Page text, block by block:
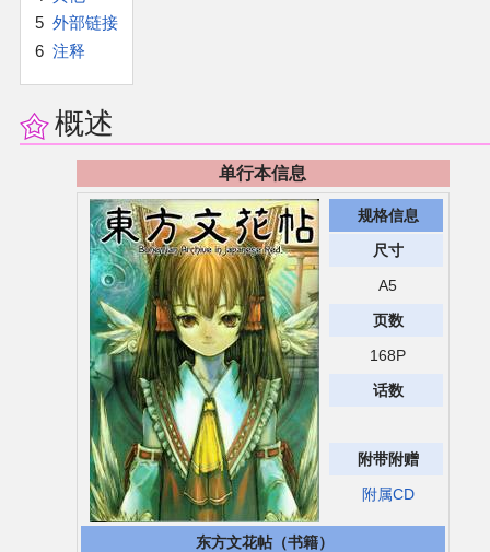
5 外部链接
6 注释
概述
单行本信息
规格信息
尺寸
A5
页数
168P
话数
附带附赠
附属CD
东方文花帖（书籍）
官方角色
公式资料
东方相关活动
其他相关项目
二次创作与活动
展会及活动导航
展会作品列表
商业二次创作